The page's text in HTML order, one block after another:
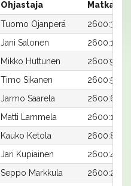
Ohjastaja
Tuomo Ojanperä
2600:3
Jani Salonen
2600:11
Mikko Huttunen
2600:9
Timo Sikanen
2600:5
Jarmo Saarela
2600:6
Matti Lammela
2600:1
Kauko Ketola
2600:8
Jari Kupiainen
2600:4
Seppo Markkula
2600:2